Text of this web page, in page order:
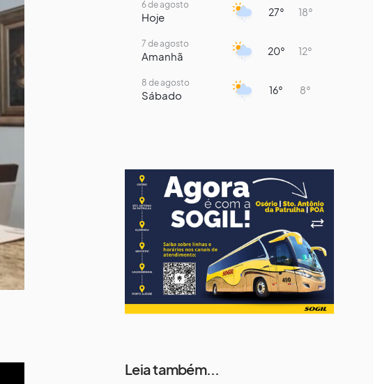
6 de agosto
Hoje 27° 18°
7 de agosto
Amanhã 20° 12°
8 de agosto
Sábado 16° 8°
Segunda-Feira 13° 7°
11 de agosto
Terça-Feira 16° 8°
12 de agosto
Quarta-Feira 15° 9°
Leia também...